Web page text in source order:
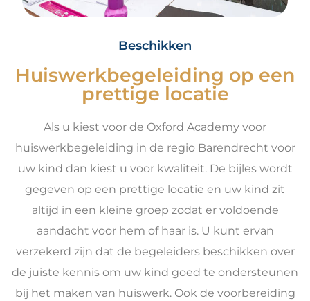
Beschikken
Huiswerkbegeleiding op een
prettige locatie
Als u kiest voor de Oxford Academy voor
huiswerkbegeleiding in de regio Barendrecht voor
uw kind dan kiest u voor kwaliteit. De bijles wordt
gegeven op een prettige locatie en uw kind zit
altijd in een kleine groep zodat er voldoende
aandacht voor hem of haar is. U kunt ervan
verzekerd zijn dat de begeleiders beschikken over
de juiste kennis om uw kind goed te ondersteunen
bij het maken van huiswerk. Ook de voorbereiding